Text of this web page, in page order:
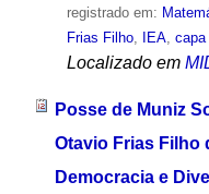
registrado em:
Frias Filho, IEA, capa
Localizado em
Posse de Muniz
Otavio Frias Filho
Democracia e